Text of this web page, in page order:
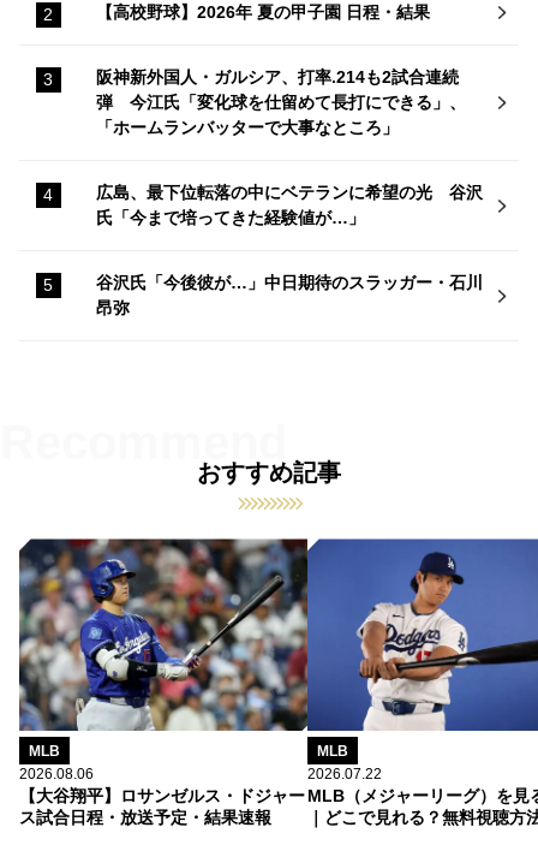
【高校野球】2026年 夏の甲子園 日程・結果
阪神新外国人・ガルシア、打率.214も2試合連続
弾 今江氏「変化球を仕留めて長打にできる」、
「ホームランバッターで大事なところ」
広島、最下位転落の中にベテランに希望の光 谷沢
氏「今まで培ってきた経験値が…」
谷沢氏「今後彼が…」中日期待のスラッガー・石川
昂弥
おすすめ記事
MLB
2026.08.06
【大谷翔平】ロサンゼルス・ドジャー
ス試合日程・放送予定・結果速報
MLB
2026.07.22
MLB（メジャーリーグ）を見
｜どこで見れる？無料視聴方